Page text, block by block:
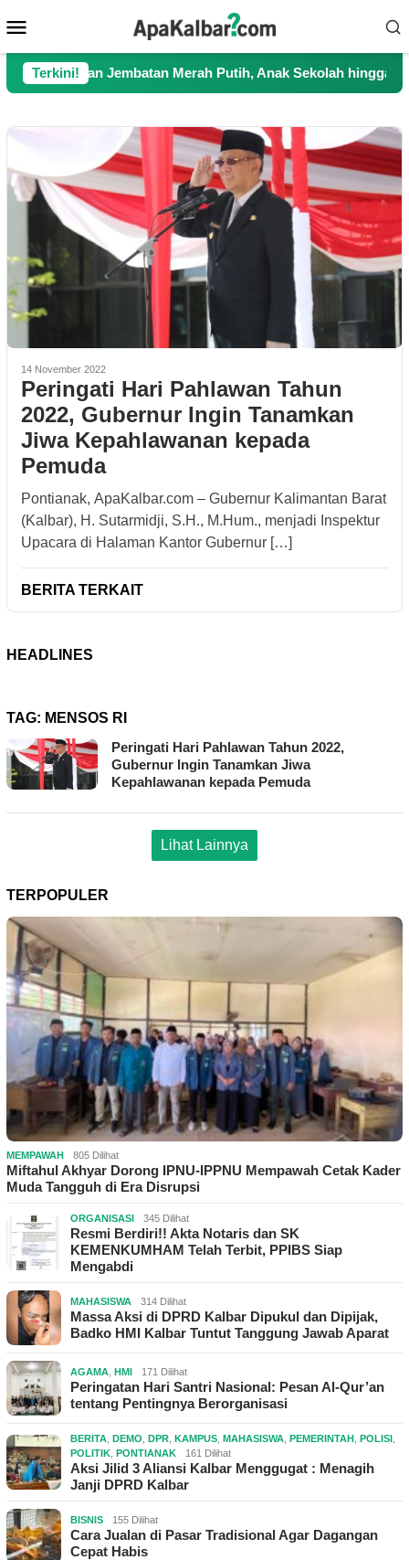
ke
kontenMobile
Terkini!Jembatan Merah Putih, Anak Sekolah hingga Petani
14 November 2022
Peringati Hari Pahlawan Tahun
2022, Gubernur Ingin Tanamkan
Jiwa Kepahlawanan kepada
Pemuda
Pontianak, ApaKalbar.com – Gubernur Kalimantan Barat
(Kalbar), H. Sutarmidji, S.H., M.Hum., menjadi Inspektur
Upacara di Halaman Kantor Gubernur […]
BERITA TERKAIT
HEADLINES
TAG: MENSOS RI
Peringati Hari Pahlawan Tahun 2022,
Gubernur Ingin Tanamkan Jiwa
Kepahlawanan kepada Pemuda
Lihat Lainnya
TERPOPULER
MEMPAWAH 805 Dilihat
Miftahul Akhyar Dorong IPNU-IPPNU Mempawah Cetak Kader
Muda Tangguh di Era Disrupsi
ORGANISASI 345 Dilihat
Resmi Berdiri!! Akta Notaris dan SK
KEMENKUMHAM Telah Terbit, PPIBS Siap
Mengabdi
MAHASISWA 314 Dilihat
Massa Aksi di DPRD Kalbar Dipukul dan Dipijak,
Badko HMI Kalbar Tuntut Tanggung Jawab Aparat
AGAMA HMI 171 Dilihat
Peringatan Hari Santri Nasional: Pesan Al-Qur’an
tentang Pentingnya Berorganisasi
BERITA DEMO DPR KAMPUS MAHASISWA PEMERINTAH POLISI
POLITIK PONTIANAK 161 Dilihat
Aksi Jilid 3 Aliansi Kalbar Menggugat : Menagih
Janji DPRD Kalbar
BISNIS 155 Dilihat
Cara Jualan di Pasar Tradisional Agar Dagangan
Cepat Habis